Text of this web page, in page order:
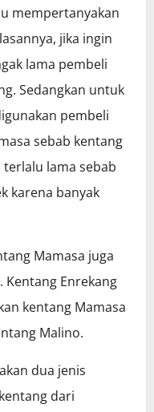
mempertanyakan
jika ingin
lama pembeli
Sedangkan untuk
pembeli
sebab kentang
lama sebab
karena banyak
Mamasa juga
Kentang Enrekang
kentang Mamasa
Malino.
dua jenis
dari